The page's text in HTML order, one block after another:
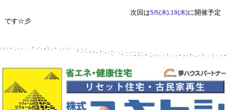
次回は5/5(木).19(木)に開催予定
です☆彡